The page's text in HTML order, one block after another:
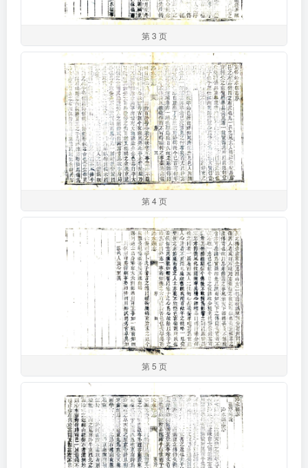
第 3 页
第 4 页
第 5 页